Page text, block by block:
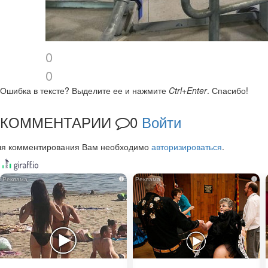
0
0
Ошибка в тексте? Выделите ее и нажмите Ctrl+Enter. Спасибо!
КОММЕНТАРИИ 0 Войти
комментирования Вам необходимо авторизироваться.
i i